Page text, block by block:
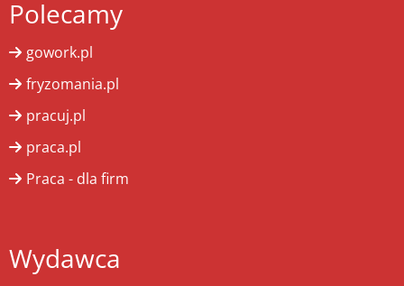
Polecamy
gowork.pl
fryzomania.pl
pracuj.pl
praca.pl
Praca - dla firm
Wydawca